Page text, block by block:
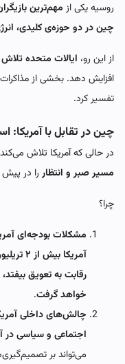
روسیه یکی از مهم‌ترین
چین در دو حوزه‌ی کلیدی،
از این رو، ایالات متحده
افزایش دهد. بخشی از
تفسیر کرد.
چین در تقابل با آمریکا:
در حالی که آمریکا تلاش می‌کند
مسیر صبر و انتظاررا در
چرا؟
مشکلات بودجه‌ای
آمریکا بیش از ۲ تریلیون دلار است
رقابت به تعویق
خواهد گرفت.
چالش‌های داخلی
اجتماعی و سیاسی در
می‌تواند بر